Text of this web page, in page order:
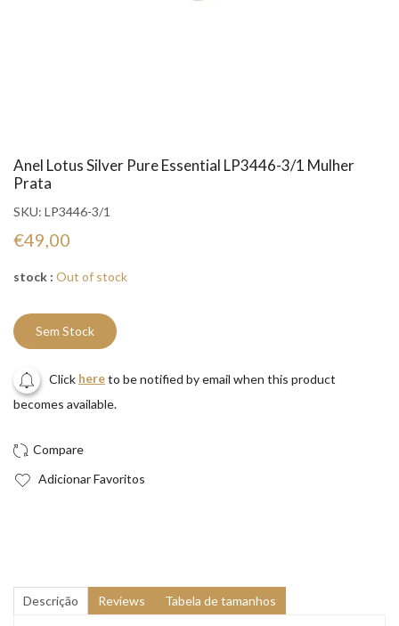
Anel Lotus Silver Pure Essential LP3446-3/1 Mulher
Prata
SKU: LP3446-3/1
€49,00
stock : Out of stock
Sem Stock
Click hereto be notified by email when this product
becomes available.
Adicionar Favoritos
Descrição Reviews Tabela de tamanhos